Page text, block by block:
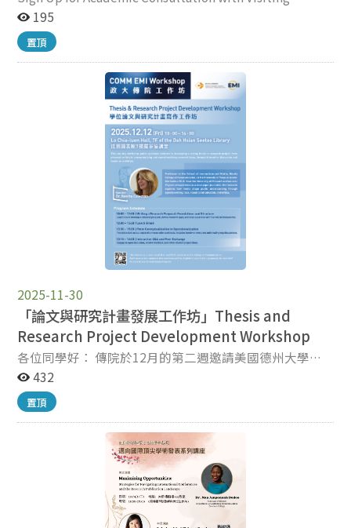
於大學部「政治哲學概論」課程中，以 “The Impact of
John Dewey on Modern Asia” 為題進行演講。（照片由
傳播學院提供） Dr. Scott R. Stroud 於講座中探討
Dewey 的實用主義思想，以及其對傳播、民主與現代亞
洲的啟發。（照片由傳播學院提供） Dr. Scott R. Stroud
參與學生AI與民主讀書會，與學生討論實用主義、民主與
AI 倫理。（照片由傳播學院提供）
numerous national and international awards, including
the ICA's prestigious Outstanding Book Award for her
book Niche News: The Politics of News Choice. Her
research has appeared in Science, Nature, the Journal
of Communication, and other leading journals. 主辦單
位：本次演講由教育部「國家重點領域國際合作聯盟
（University Academic Alliance in Taiwan, UAAT）創新
課程與人才培育計畫」補助，並由傳播學院研究部主辦。
活動報名網址: https://reurl.cc/534M1M *下午2-4PM於
新聞館2樓廣告系研討室提供個別晤談時間供預約：
https://shorturl.at/vnPKT
簡介】 This workshop explores how artificial
intelligence (AI) is transforming social science research
throughout the research process, including the process
of conducting literature reviews, designing a study,
analyzing data, and pursuing publication. It addresses
how to responsibly integrate AI into different study
designs, while carefully considering ethical challenges
and maintaining methodological rigor and
transparency. Through a combination of conceptual
discussion and hands-on activities, attendees will
develop ideas and practical skills for designing and
critically evaluating AI-assisted research. 特別獎勵：
Participants who complete this workshop will be
eligible to submit a proposal to the UAAT Student
Research Fellowship Program (Round 2). 完成本工作坊
二梯次）」提案的資格 。 【活動議程】 10:00–12:00 | 第
一場次（Session I） 12:00–13:30 | 午餐休息（Lunch
Break） 13:30–15:00 | 第二場次（Session II） 15:10–
15:30 | 閉幕總結（Concluding Remarks） 報名連結：
https://reurl.cc/kpa9Qn *有意申請第二輪UAAT Student
Research Fellowship的碩博士生一定要參加
Professor Yu-Kei Tse on May 4th & 5th 同學們好，五月傳
院將邀請日本東京國際基督教大學謝豫琦教授來訪，她也
是本院校友，此次來訪除了演講以外，她也將在5月4日與
5月5日提供同學一對一的學業諮詢時間。 謝教授的研究
聚焦於批判與跨文化相關主題，並以質化研究方法見長，
鼓勵有興趣的同學把握這個交流和學習的機會，登記晤談
的時間表請見下方資訊。 ----------------------- Dear
Students, We are pleased to invite you to sign up for an
academic consultation session with our visiting scholar,
Dr. Yu-Kei Tse, Associate Professor in the Department of
Society, Culture and Media at International Christian
University, Japan. Dr. Tse’s research explores media
consumption and transnational cultural flows through
critical, cross-cultural, and ethnographic perspectives.
Her current project examines how NHK has adopted
internet distribution and redefined its role as a public
service broadcaster. Her work has been published in
leading journals such as New Media & Society,
International Journal of Cultural Studies, and Journal
of Cinema and Media Studies.Besides giving a talk
during this visit, Dr. Tse will be available for individual
academic consultation with graduate students in our
college. This is a valuable opportunity to discuss your
research interests, receive feedback, and engage with
her expertise. Please sign up for a consultation time
using this link. (https://reurl.cc/dpmylz) We encourage
all interested students, especially those applying
qualitative research methods in your research work, to
take advantage of this opportunity.
195
置頂
2025-11-30
「論文與研究計畫發展工作坊」Thesis and
Research Project Development Workshop
各位同學好： 傳院於12月的第二週邀請美國德州大學奧
斯汀分校傳播學院新聞與媒體系 Renita Coleman 教授來
訪，與同學們交流。她的研究主題多元，經常於國際頂尖
傳播期刊發表研究成果，同時也是 Journalism & Mass
Communication Quarterly 副主編，是領域極具影響力的
工作坊」，提供同學一對一諮詢時段，並擔任 UAAT 學生
研究獎助計畫首屆獲獎者指導老師。這些機會都非常難
得，鼓勵同學務必把握。 【論文工作坊報名網址】
https://reurl.cc/5bG8RV 詳細資訊請見附件海報，與以下
432
置頂